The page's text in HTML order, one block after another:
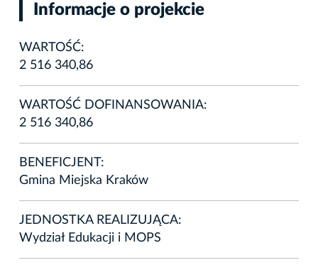
Informacje o projekcie
WARTOŚĆ:
2 516 340,86
WARTOŚĆ DOFINANSOWANIA:
2 516 340,86
BENEFICJENT:
Gmina Miejska Kraków
JEDNOSTKA REALIZUJĄCA:
Wydział Edukacji i MOPS